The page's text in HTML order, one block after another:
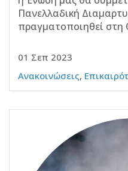
Πανελλαδική
πραγματοποιηθεί στη
01 Σεπ 2023
Ανακοινώσεις,